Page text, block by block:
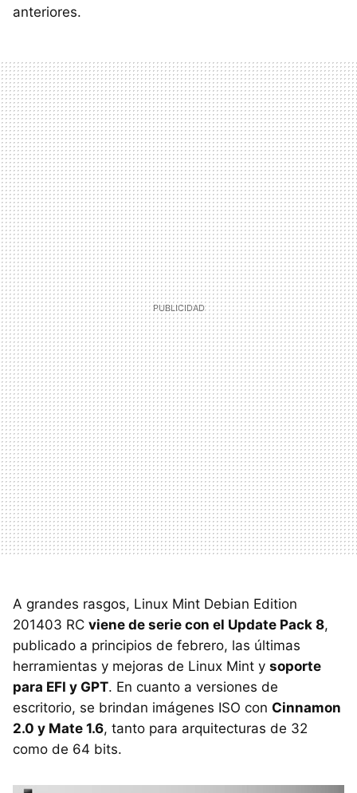
anteriores.
A grandes rasgos, Linux Mint Debian Edition
201403 RC viene de serie con el Update Pack 8,
publicado a principios de febrero, las últimas
herramientas y mejoras de Linux Mint y soporte
para EFI y GPT. En cuanto a versiones de
escritorio, se brindan imágenes ISO con Cinnamon
2.0 y Mate 1.6, tanto para arquitecturas de 32
como de 64 bits.